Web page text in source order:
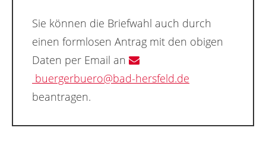
Sie können die Briefwahl auch durch
einen formlosen Antrag mit den obigen
Daten per Email an
buergerbuero@bad-hersfeld.de
beantragen.